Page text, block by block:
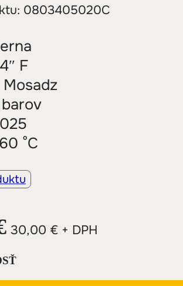
0803405020C
F
barov
°C
30,00 € + DPH